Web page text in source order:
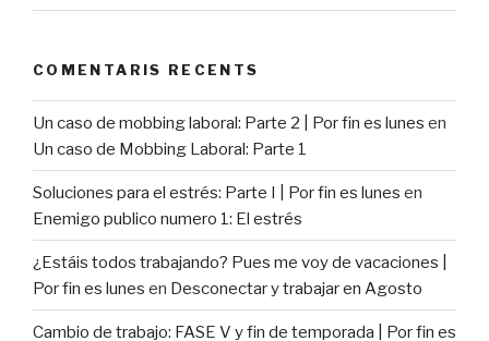
COMENTARIS RECENTS
Un caso de mobbing laboral: Parte 2 | Por fin es lunes en
Un caso de Mobbing Laboral: Parte 1
Soluciones para el estrés: Parte I | Por fin es lunes en
Enemigo publico numero 1: El estrés
¿Estáis todos trabajando? Pues me voy de vacaciones |
Por fin es lunes en Desconectar y trabajar en Agosto
Cambio de trabajo: FASE V y fin de temporada | Por fin es